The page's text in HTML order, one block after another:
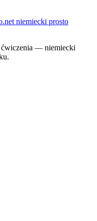
.net niemiecki prosto
ćwiczenia — niemiecki